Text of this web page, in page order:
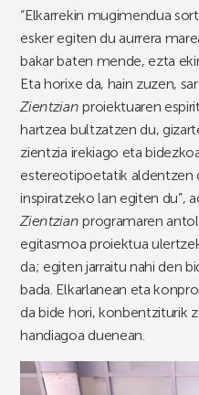
“Elkarrekin mugimendua
esker egiten du aurrera
bakar baten mende, ezta
Eta horixe da, hain zuzen,
Zientzian proiektuaren
hartzea bultzatzen du,
zientzia irekiago eta
estereotipoetatik aldentzen
inspiratzeko lan egiten du”,
Zientzian programaren
egitasmoa proiektua
da; egiten jarraitu nahi den
bada. Elkarlanean eta
da bide hori, konbentziturik
handiagoa duenean.